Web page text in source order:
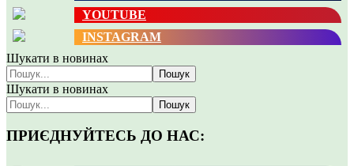
YOUTUBE
INSTAGRAM
Шукати в новинах
Пошук
Шукати в новинах
Пошук
ПРИЄДНУЙТЕСЬ ДО НАС: